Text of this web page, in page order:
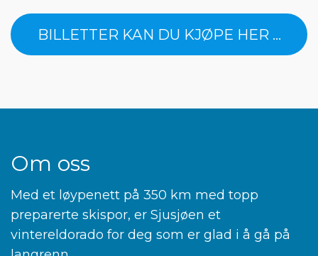
BILLETTER KAN DU KJØPE HER ...
Om oss
Med et løypenett på 350 km med topp
preparerte skispor, er Sjusjøen et
vintereldorado for deg som er glad i å gå på